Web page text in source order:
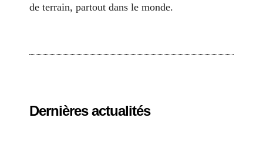
de terrain, partout dans le monde.
Dernières actualités